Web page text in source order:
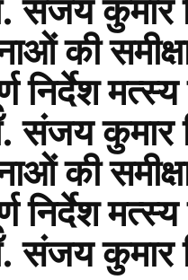
संजय कुमार
की
निर्देश मत्स्य
संजय कुमार
की
निर्देश मत्स्य
संजय कुमार